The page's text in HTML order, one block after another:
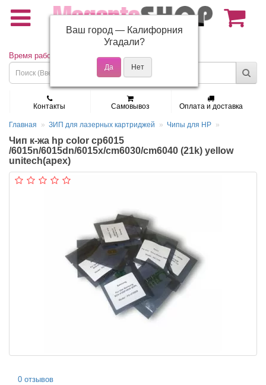
(495) 150-01-37
Время работы: Пн - Пт 9:30 - 19:00
Контакты Самовывоз Оплата и доставка
Главная ЗИП для лазерных картриджей Чипы для HP
Чип к-жа hp color cp6015
/6015n/6015dn/6015x/cm6030/cm6040 (21k) yellow
unitech(apex)
0 отзывов
Ваш город — Калифорния
Угадали?